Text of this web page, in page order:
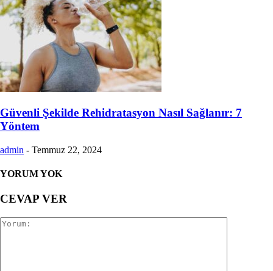
Güvenli Şekilde Rehidratasyon Nasıl Sağlanır: 7
Yöntem
admin - Temmuz 22, 2024
YORUM YOK
CEVAP VER